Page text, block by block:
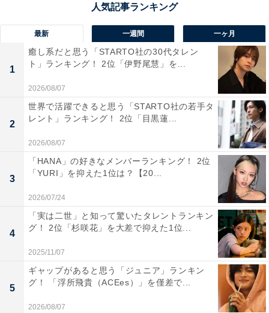
1位：箱根湯本温泉／106票
神奈川県箱根町にある箱根湯本温泉は、箱根十七湯の中
で最も古い歴史を持ち、伝承では奈良時代（天平10
年/738年）に開湯した温泉地です。湯本は箱根温泉の
「大玄関口」多様な施設が揃い、箱根温泉の中心的存在
です。また、豊かな自然に囲まれた都心から最も近い温
泉郷として、単純温泉や塩化物泉など多様な泉質の温泉
を楽しめます。
回答者からは「アクセスが良く、老後でも無理なく行け
そうな立地が魅力です。歴史ある温泉街の雰囲気も落ち
最新 一週間 一ヶ月
1
癒し系だと思う「STARTO社の30代タレン
ト」ランキング！ 2位「伊野尾慧」を...
2026/08/07
2
世界で活躍できると思う「STARTO社の若手タ
レント」ランキング！ 2位「目黒蓮...
2026/08/07
3
「HANA」の好きなメンバーランキング！ 2位
「YURI」を抑えた1位は？【20...
2026/07/24
4
「実は二世」と知って驚いたタレントランキン
グ！ 2位「杉咲花」を大差で抑えた1位...
2025/11/07
5
ギャップがあると思う「ジュニア」ランキン
グ！ 「浮所飛貴（ACEes）」を僅差で...
2026/08/07